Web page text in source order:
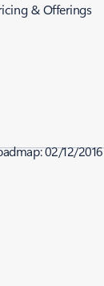
& Offerings
02/12/2016